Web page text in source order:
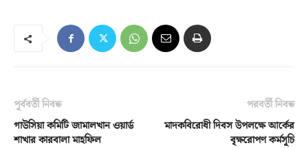
পূর্ববর্তী নিবন্ধ
গাউসিয়া কমিটি জামালখান ওয়ার্ড
শাখার কারবালা মাহফিল
পরবর্তী নিবন্ধ
মাদকবিরোধী দিবস উপলক্ষে আর্কের
বৃক্ষরোপণ কর্মসূচি